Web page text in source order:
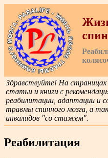
Здравствуйте! На
статьи и книги с
реабилитации, адаптации и
травмы спинного мозга, а
инвалидов "со стажем".
Реабилитация